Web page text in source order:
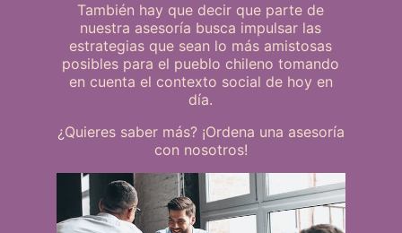
También hay que decir que parte de
nuestra asesoría busca impulsar las
estrategias que sean lo más amistosas
posibles para el pueblo chileno tomando
en cuenta el contexto social de hoy en
día.
¿Quieres saber más? ¡Ordena una asesoría
con nosotros!